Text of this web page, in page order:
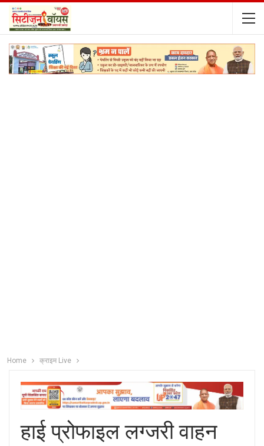
Home क्राइम Live
हाई प्रोफाइल लग्जरी वाहन